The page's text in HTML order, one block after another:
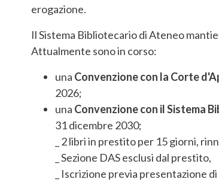
erogazione.
Il Sistema Bibliotecario di Ateneo
Attualmente sono in corso:
una Convenzione con la Corte
2026;
una Convenzione con il Sistema
31 dicembre 2030;
_ 2 libri in prestito per 15 giorni,
_ Sezione DAS esclusi dal prestito,
_ Iscrizione previa presentazione